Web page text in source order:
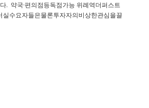
. 약국·편의점등독점가능 위례역더퍼스트
수요자들은물론투자자의비상한관심을끌